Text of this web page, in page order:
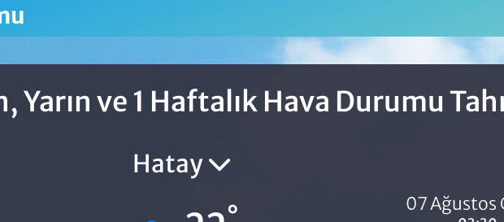
Yarın ve 1 Haftalık Hava Durumu
Hatay
07 Ağustos